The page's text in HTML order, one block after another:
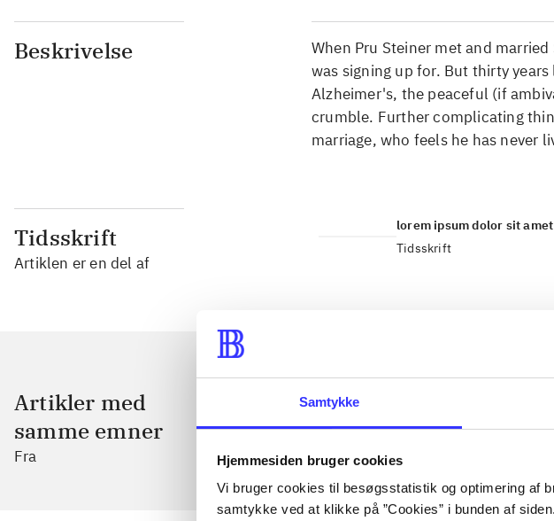
Samtykke
Hjemmesiden bruger cookies
Vi bruger cookies til besøgsstatistik og optimering af
samtykke ved at klikke på ”Cookies” i bunden af
Beskrivelse
When Pru Steiner met and
was signing up for. But thirty
Alzheimer's, the peaceful (if
crumble. Further complicating
marriage, who feels he has never
Tidsskrift
Artiklen er en del af
lorem ipsum dolor sit
Tidsskrift
Artikler med
samme emner
Fra